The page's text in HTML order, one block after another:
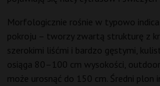
Morfologicznie rośnie w typowo
pokroju – tworzy zwartą strukturę z
szerokimi liśćmi i bardzo gęstymi,
osiąga 80–100 cm wysokości,
może urosnąć do 150 cm. Średni plon